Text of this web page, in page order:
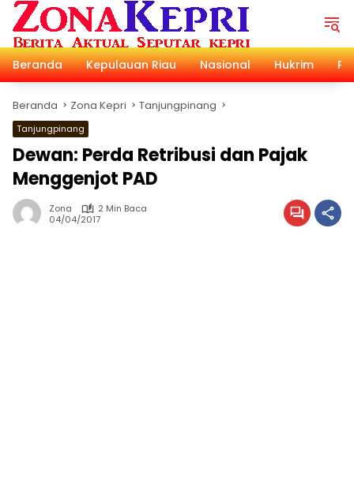
Langsung
konten
Beranda
Kepulauan Riau Nasional Hukrim
Beranda Zona Kepri Tanjungpinang
Tanjungpinang
Dewan: Perda Retribusi dan Pajak
Menggenjot PAD
Zona
2 Min Baca
04/04/2017